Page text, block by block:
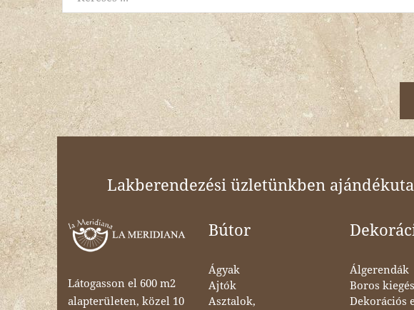
Lakberendezési üzletünkben
Látogasson el 600 m2
alapterületen, közel 10
Bútor
Ágyak
Ajtók
Asztalok,
Álgerendák
Boros
Dekorációs